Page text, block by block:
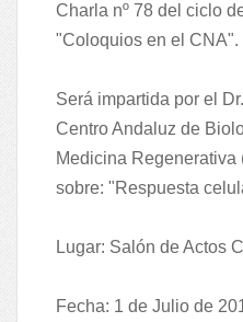
Charla nº 78 del ciclo
"Coloquios en el CNA".
Será impartida por el
Centro Andaluz de
Medicina Regenerativa
sobre: "Respuesta
Lugar: Salón de Actos
Fecha: 1 de Julio de